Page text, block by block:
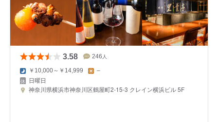
3.58 246 人
￥10,000～￥14,999 –
日曜日
神奈川県横浜市神奈川区鶴屋町2-15-3 クレイン横浜ビル 5F